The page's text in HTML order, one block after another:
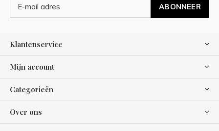
ABONNEER
Klantenservice
Mijn account
Categorieën
Over ons